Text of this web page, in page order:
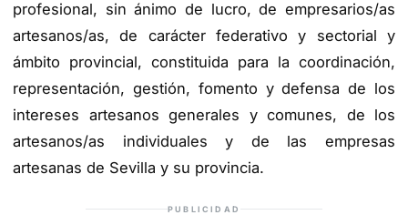
profesional, sin ánimo de lucro, de empresarios/as
artesanos/as, de carácter federativo y sectorial y
ámbito provincial, constituida para la coordinación,
representación, gestión, fomento y defensa de los
intereses artesanos generales y comunes, de los
artesanos/as individuales y de las empresas
artesanas de Sevilla y su provincia.
PUBLICIDAD